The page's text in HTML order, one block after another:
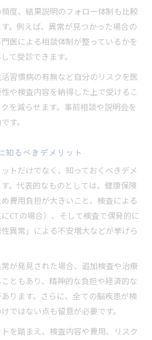
度、結果説明のフォロー体制も比較
。例えば、異常が見つかった場合の
医による相談体制が整っているかを
て受診できます。
習慣病の有無など自分のリスクを医
や検査内容を納得した上で受けるこ
を減らせます。事前相談や説明会を
す。
知るべきデメリット
トだけでなく、知っておくべきデメ
。代表的なものとしては、健康保険
費用負担が大きいこと、検査による
CTの場合）、そして検査で偶発的に
異常」による不安増大などが挙げら
が発見された場合、追加検査や治療
ともあり、精神的な負担や経済的な
ります。さらに、全ての脳疾患が検
ではない点も留意が必要です。
を踏まえ、検査内容や費用、リスク